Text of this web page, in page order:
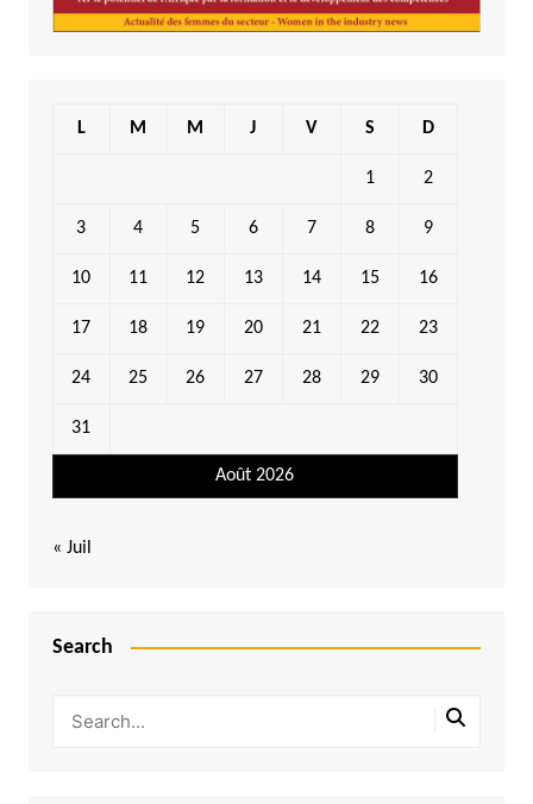
Août 2026
L M M J V S D
1 2
3 4 5 6 7 8 9
10 11 12 13 14 15 16
17 18 19 20 21 22 23
24 25 26 27 28 29 30
31
« Juil
Search